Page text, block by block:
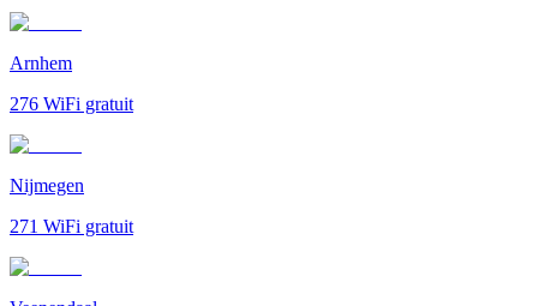
Arnhem
276 WiFi gratuit
Nijmegen
271 WiFi gratuit